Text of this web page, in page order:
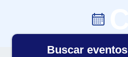
Buscar eventos